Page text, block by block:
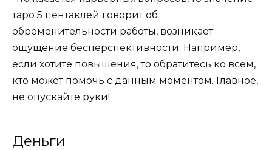
таро 5 пентаклей говорит об
обременительности работы, возникает
ощущение бесперспективности. Например,
если хотите повышения, то обратитесь ко всем,
кто может помочь с данным моментом. Главное,
не опускайте руки!
Деньги